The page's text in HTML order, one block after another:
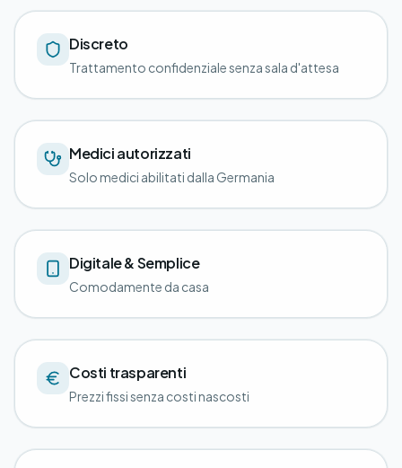
Discreto
Trattamento confidenziale senza sala d'attesa
Medici autorizzati
Solo medici abilitati dalla Germania
Digitale & Semplice
Comodamente da casa
Costi trasparenti
Prezzi fissi senza costi nascosti